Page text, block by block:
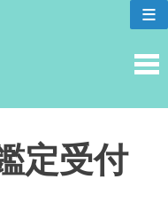
≡
定受付